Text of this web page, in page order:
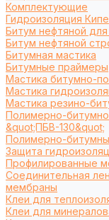
Комплектующие
Гидроизоляция
Битум нефтяной
Битум нефтяной
Битумная мастика
Битумные праймеры
Мастика битумно-
Мастика
Мастика резино-
Полимерно-
&quot;ПБВ-130&quot;
Полимерно-
Защита
Профилированные
Соединительная
мембраны
Клеи для
Клеи для